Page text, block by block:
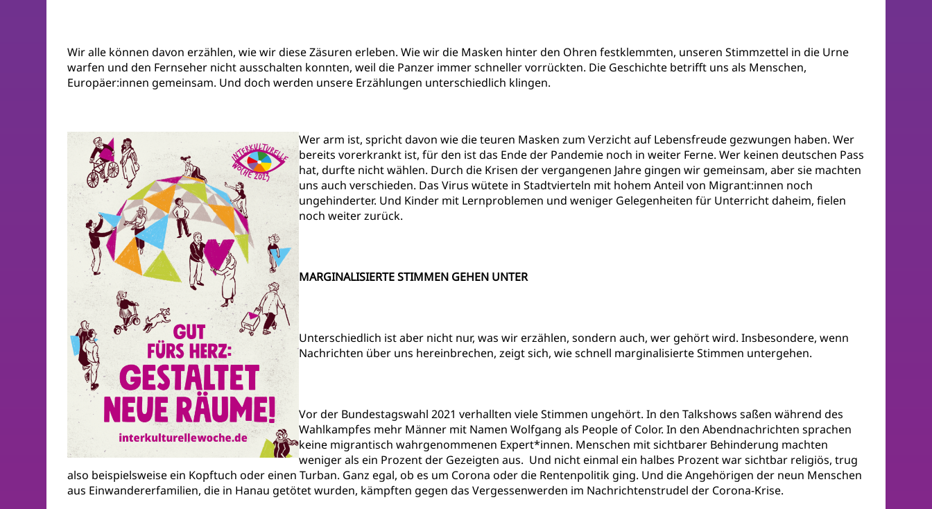
Wir alle können davon erzählen, wie wir diese Zäsuren erleben. Wie wir die Masken hinter den Ohren festklemmten, unseren Stimmzettel in die Urne
warfen und den Fernseher nicht ausschalten konnten, weil die Panzer immer schneller vorrückten. Die Geschichte betrifft uns als Menschen,
Europäer:innen gemeinsam. Und doch werden unsere Erzählungen unterschiedlich klingen.
Wer arm ist, spricht davon wie die teuren Masken zum Verzicht auf Lebensfreude gezwungen haben. Wer
bereits vorerkrankt ist, für den ist das Ende der Pandemie noch in weiter Ferne. Wer keinen deutschen Pass
hat, durfte nicht wählen. Durch die Krisen der vergangenen Jahre gingen wir gemeinsam, aber sie machten
uns auch verschieden. Das Virus wütete in Stadtvierteln mit hohem Anteil von Migrant:innen noch
ungehinderter. Und Kinder mit Lernproblemen und weniger Gelegenheiten für Unterricht daheim, fielen
noch weiter zurück.
MARGINALISIERTE STIMMEN GEHEN UNTER
Unterschiedlich ist aber nicht nur, was wir erzählen, sondern auch, wer gehört wird. Insbesondere, wenn
Nachrichten über uns hereinbrechen, zeigt sich, wie schnell marginalisierte Stimmen untergehen.
Vor der Bundestagswahl 2021 verhallten viele Stimmen ungehört. In den Talkshows saßen während des
Wahlkampfes mehr Männer mit Namen Wolfgang als People of Color. In den Abendnachrichten sprachen
keine migrantisch wahrgenommenen Expert*innen. Menschen mit sichtbarer Behinderung machten
weniger als ein Prozent der Gezeigten aus. Und nicht einmal ein halbes Prozent war sichtbar religiös, trug
also beispielsweise ein Kopftuch oder einen Turban. Ganz egal, ob es um Corona oder die Rentenpolitik ging. Und die Angehörigen der neun Menschen
aus Einwandererfamilien, die in Hanau getötet wurden, kämpften gegen das Vergessenwerden im Nachrichtenstrudel der Corona-Krise.